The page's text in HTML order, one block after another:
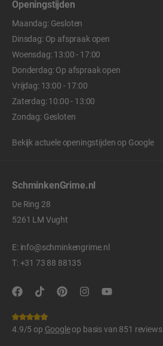
Openingstijden
Maandag: Gesloten
Dinsdag: Op afspraak open
Woensdag: 13:00 - 17:00
Donderdag: Op afspraak open
Vrijdag: 13:00 - 17:00
Zaterdag: 10:00 - 13:00
Zondag: Gesloten
Bekijk actuele openingstijden op Google
SchminkenGrime.nl
De Ring 28
5261 LM Vught
E: info@schminkengrime.nl
T:+31 73 88 88135
4.9/5 op Googleop basis van 851 reviews